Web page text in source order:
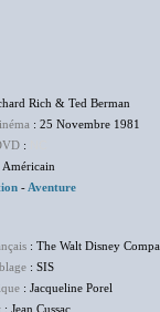
Rich & Ted Berman
: 25 Novembre 1981
:
Américain
- Aventure
: The Walt Disney
: SIS
: Jacqueline Porel
: Jean Cussac